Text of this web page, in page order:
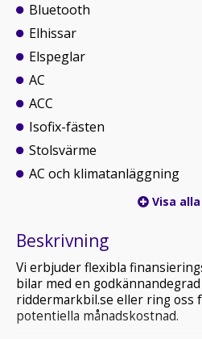
Bluetooth
Elhissar
Elspeglar
AC
ACC
Isofix-fästen
Stolsvärme
AC och klimatanläggning
Visa alla
Beskrivning
Vi erbjuder flexibla
bilar med en godkännandegrad
riddermarkbil.se eller ring oss
potentiella månadskostnad.